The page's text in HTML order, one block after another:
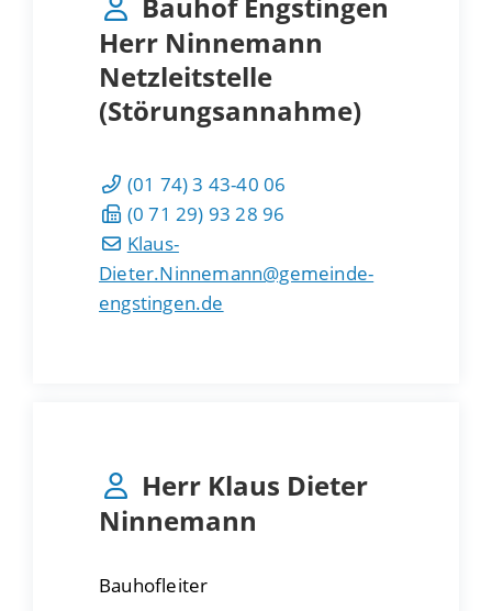
Herr Ninnemann
Netzleitstelle
(Störungsannahme)
(01 74) 3 43-40 06
(0 71 29) 93 28 96
Klaus-
Dieter.Ninnemann@gemeinde-
engstingen.de
Herr Klaus Dieter
Ninnemann
Bauhofleiter